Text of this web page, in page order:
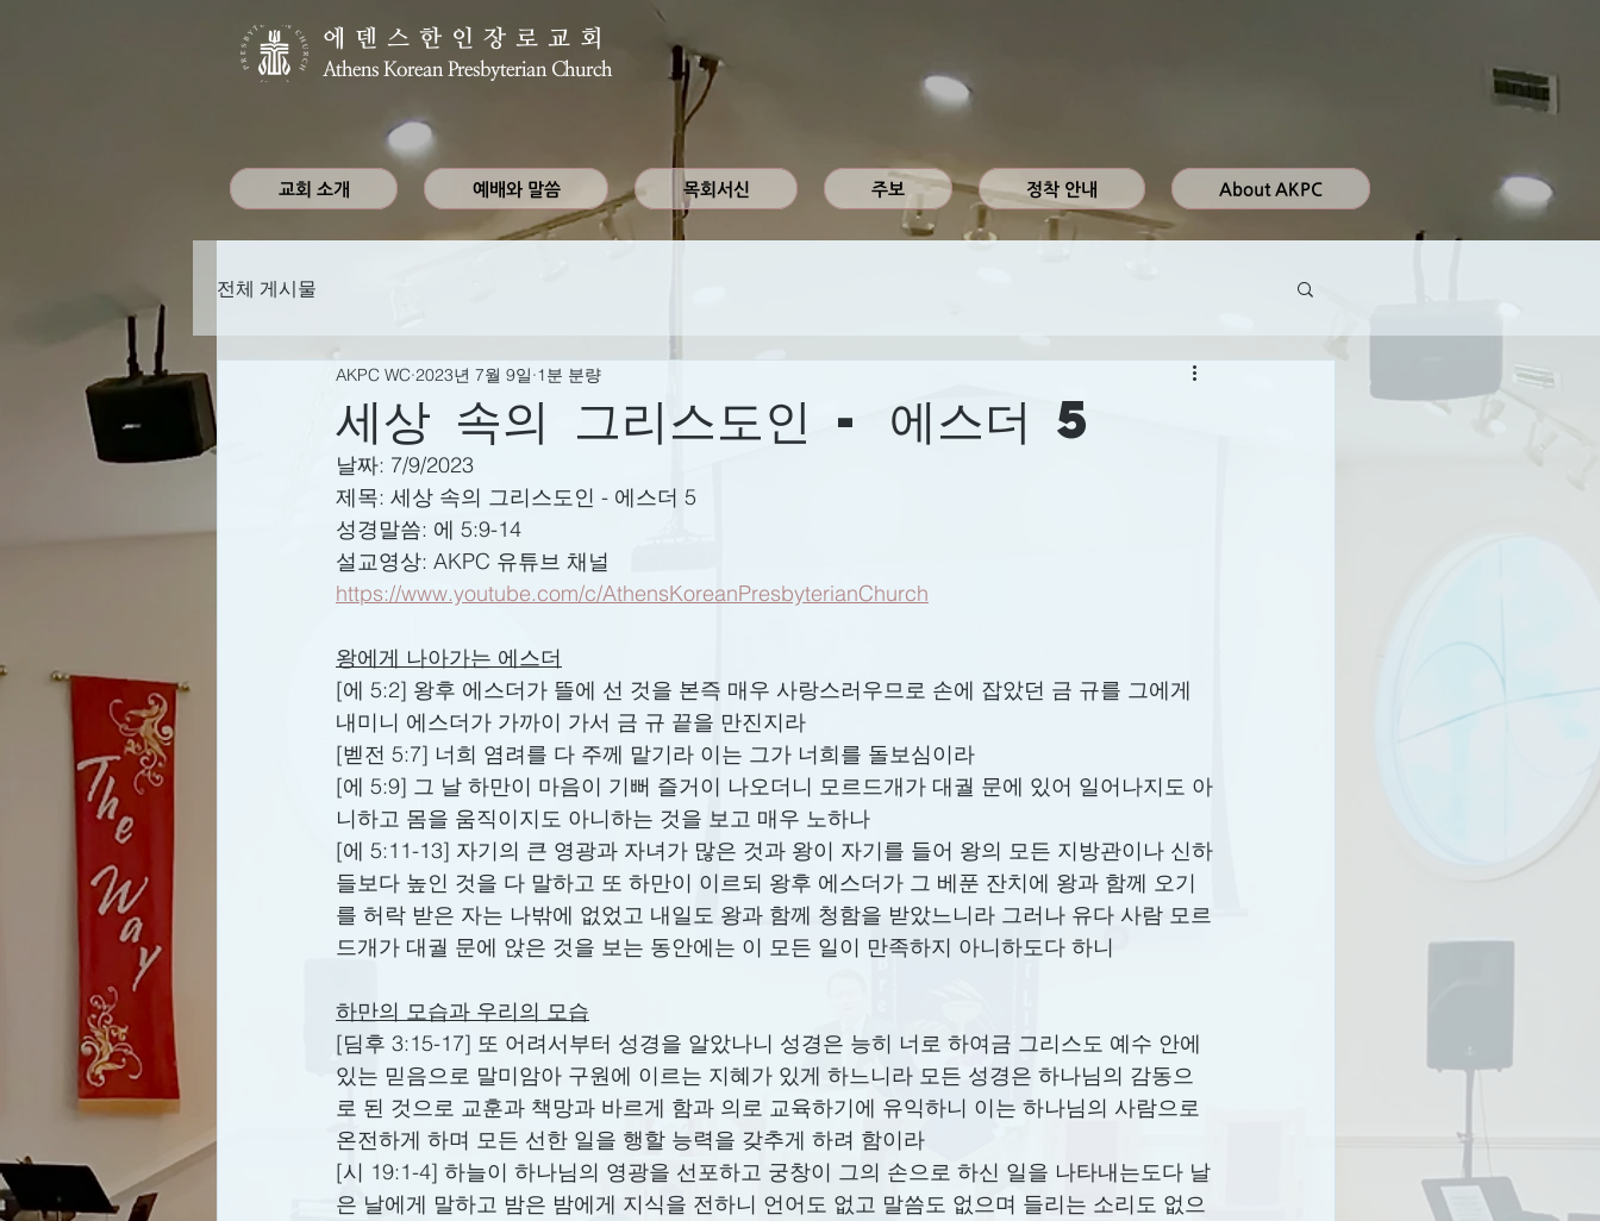
에덴스한인장로교회
Athens Korean Presbyterian Church
전체 게시물
세상 속의 그리스도인 - 에스더 5
AKPC WC 2023년 7월 9일 1분 분량
날짜: 7/9/2023
제목: 세상 속의 그리스도인 - 에스더 5
성경말씀: 에 5:9-14
설교영상: AKPC 유튜브 채널
https://www.youtube.com/c/AthensKoreanPresbyterianChurch
왕에게 나아가는 에스더
[에 5:2] 왕후 에스더가 뜰에 선 것을 본즉 매우 사랑스러우므로 손에 잡았던 금 규를 그에게
내미니 에스더가 가까이 가서 금 규 끝을 만진지라
[벧전 5:7] 너희 염려를 다 주께 맡기라 이는 그가 너희를 돌보심이라
[에 5:9] 그 날 하만이 마음이 기뻐 즐거이 나오더니 모르드개가 대궐 문에 있어 일어나지도 아
니하고 몸을 움직이지도 아니하는 것을 보고 매우 노하나
[에 5:11-13] 자기의 큰 영광과 자녀가 많은 것과 왕이 자기를 들어 왕의 모든 지방관이나 신하
들보다 높인 것을 다 말하고 또 하만이 이르되 왕후 에스더가 그 베푼 잔치에 왕과 함께 오기
를 허락 받은 자는 나밖에 없었고 내일도 왕과 함께 청함을 받았느니라 그러나 유다 사람 모르
드개가 대궐 문에 앉은 것을 보는 동안에는 이 모든 일이 만족하지 아니하도다 하니
하만의 모습과 우리의 모습
[딤후 3:15-17] 또 어려서부터 성경을 알았나니 성경은 능히 너로 하여금 그리스도 예수 안에
있는 믿음으로 말미암아 구원에 이르는 지혜가 있게 하느니라 모든 성경은 하나님의 감동으
로 된 것으로 교훈과 책망과 바르게 함과 의로 교육하기에 유익하니 이는 하나님의 사람으로
온전하게 하며 모든 선한 일을 행할 능력을 갖추게 하려 함이라
[시 19:1-4] 하늘이 하나님의 영광을 선포하고 궁창이 그의 손으로 하신 일을 나타내는도다 날
은 날에게 말하고 밤은 밤에게 지식을 전하니 언어도 없고 말씀도 없으며 들리는 소리도 없으
교회 소개 예배와 말씀 목회서신 주보 정착 안내 About AKPC